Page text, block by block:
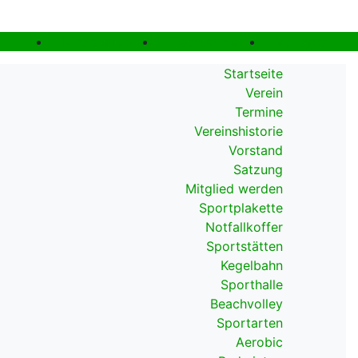
Startseite
Verein
Termine
Vereinshistorie
Vorstand
Satzung
Mitglied werden
Sportplakette
Notfallkoffer
Sportstätten
Kegelbahn
Sporthalle
Beachvolley
Sportarten
Aerobic